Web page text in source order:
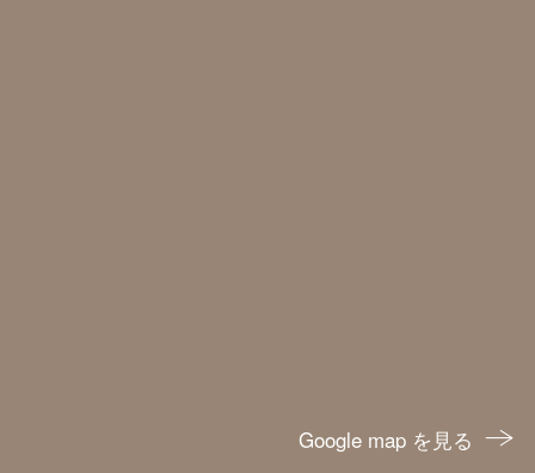
Google map を見る